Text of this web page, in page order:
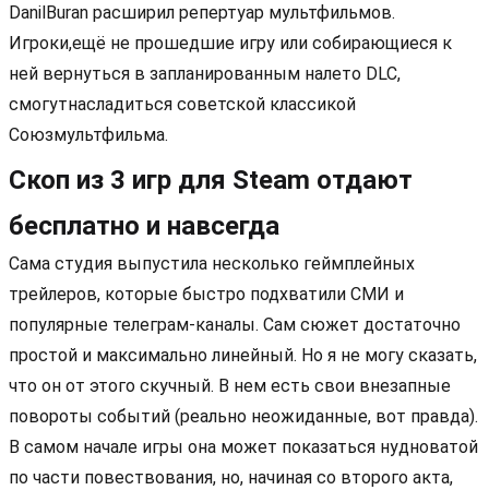
DanilBuran расширил репертуар мультфильмов.
Игроки,ещё не прошедшие игру или собирающиеся к
ней вернуться в запланированным налето DLC,
смогутнасладиться советской классикой
Союзмультфильма.
Скоп из 3 игр для Steam отдают
бесплатно и навсегда
Сама студия выпустила несколько геймплейных
трейлеров, которые быстро подхватили СМИ и
популярные телеграм-каналы. Сам сюжет достаточно
простой и максимально линейный. Но я не могу сказать,
что он от этого скучный. В нем есть свои внезапные
повороты событий (реально неожиданные, вот правда).
В самом начале игры она может показаться нудноватой
по части повествования, но, начиная со второго акта,